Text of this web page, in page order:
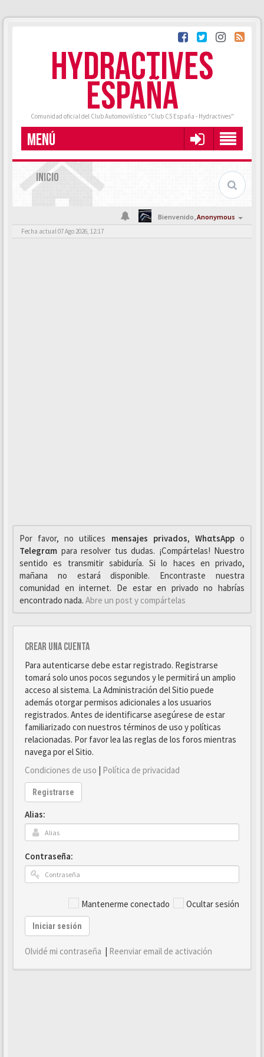
HYDRACTIVES
ESPAÑA
Comunidad oficial del Club Automovilístico "Club C5 España - Hydractives"
MENÚ
INICIO
Bienvenido,Anonymous
Fecha actual 07 Ago 2026, 12:17
Por favor, no utilices mensajes privados, WhαtsAppo
Telegrαm para resolver tus dudas. ¡Compártelas! Nuestro
sentido es transmitir sabiduría. Si lo haces en privado,
mañana no estará disponible. Encontraste nuestra
comunidad en internet. De estar en privado no habrías
encontrado nada. Abre un post y compártelas
Crear una cuenta
Para autenticarse debe estar registrado. Registrarse
tomará solo unos pocos segundos y le permitirá un amplio
acceso al sistema. La Administración del Sitio puede
además otorgar permisos adicionales a los usuarios
registrados. Antes de identificarse asegúrese de estar
familiarizado con nuestros términos de uso y políticas
relacionadas. Por favor lea las reglas de los foros mientras
navega por el Sitio.
Condiciones de uso | Política de privacidad
Registrarse
Alias:
Contraseña:
Mantenerme conectado Ocultar sesión
Iniciar sesión
Olvidé mi contraseña | Reenviar email de activación